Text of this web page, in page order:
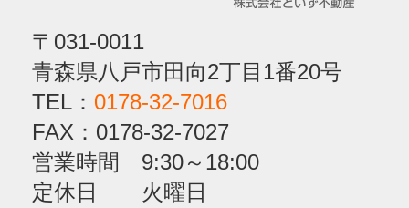
〒031-0011
青森県八戸市田向2丁目1番20号
TEL： 0178-32-7016
FAX：0178-32-7027
営業時間 9:30～18:00
定休日 火曜日